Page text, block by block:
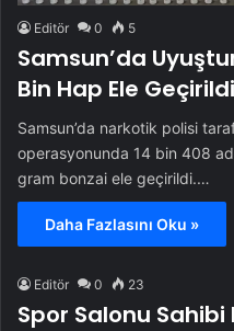
Editör 0 5
Samsun’da
Bin Hap Ele Geçirildi
Samsun’da narkotik polisi
operasyonunda 14 bin 408
gram bonzai ele geçirildi.…
Daha Fazlasını Oku »
Editör 0 23
Spor Salonu Sahibi